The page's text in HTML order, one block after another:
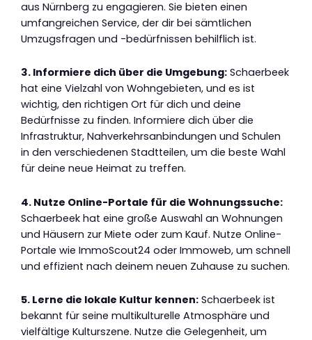
aus Nürnberg zu engagieren. Sie bieten einen
umfangreichen Service, der dir bei sämtlichen
Umzugsfragen und -bedürfnissen behilflich ist.
3. Informiere dich über die Umgebung: Schaerbeek
hat eine Vielzahl von Wohngebieten, und es ist
wichtig, den richtigen Ort für dich und deine
Bedürfnisse zu finden. Informiere dich über die
Infrastruktur, Nahverkehrsanbindungen und Schulen
in den verschiedenen Stadtteilen, um die beste Wahl
für deine neue Heimat zu treffen.
4. Nutze Online-Portale für die Wohnungssuche:
Schaerbeek hat eine große Auswahl an Wohnungen
und Häusern zur Miete oder zum Kauf. Nutze Online-
Portale wie ImmoScout24 oder Immoweb, um schnell
und effizient nach deinem neuen Zuhause zu suchen.
5. Lerne die lokale Kultur kennen: Schaerbeek ist
bekannt für seine multikulturelle Atmosphäre und
vielfältige Kulturszene. Nutze die Gelegenheit, um